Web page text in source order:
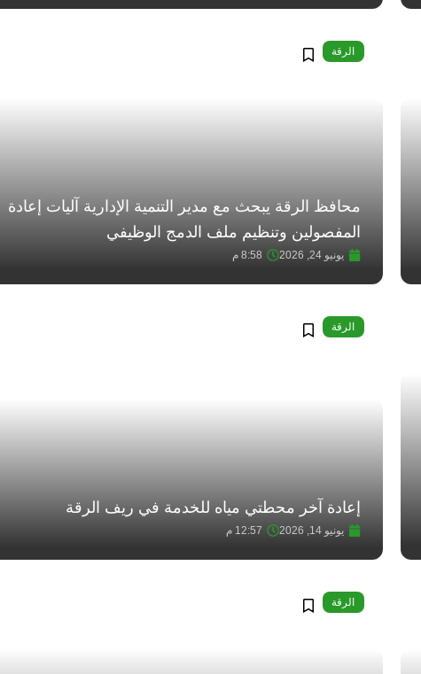
الرقة
محافظ الرقة يبحث مع مدير التنمية الإدارية آليات إعادة
المفصولين وتنظيم ملف الدمج الوظيفي
يونيو 24, 2026 8:58 م
الرقة
إعادة آخر محطتي مياه للخدمة في ريف الرقة
يونيو 14, 2026 12:57 م
الرقة